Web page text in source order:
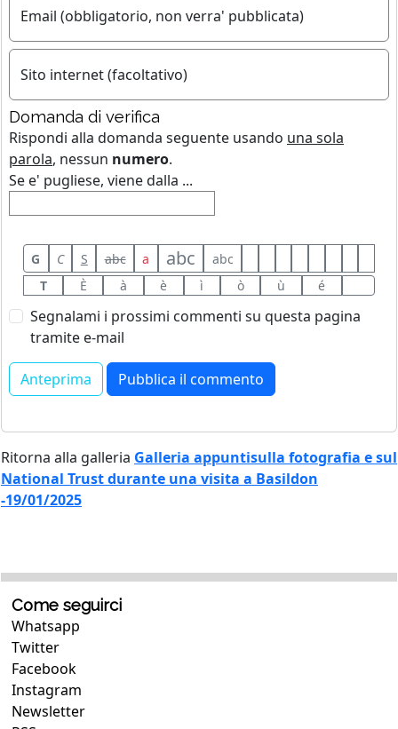
Email (obbligatorio, non verra' pubblicata)
Sito internet (facoltativo)
Domanda di verifica
Rispondi alla domanda seguente usando una sola
parola, nessun numero.
Se e' pugliese, viene dalla ...
G C S abc a abc
abc
T
È à è ì ò ù é
Segnalami i prossimi commenti su questa pagina
tramite e-mail
Ritorna alla galleria Galleria appuntisulla fotografia e sul
National Trust durante una visita a Basildon
-19/01/2025
Come seguirci
Whatsapp
Twitter
Facebook
Instagram
Newsletter